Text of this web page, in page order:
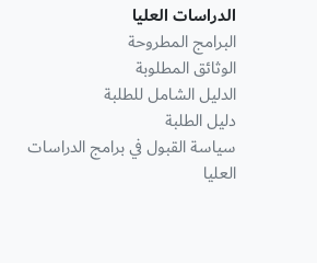
الدراسات العليا
البرامج المطروحة
الوثائق المطلوبة
الدليل الشامل للطلبة
دليل الطلبة
سياسة القبول في برامج الدراسات
العليا